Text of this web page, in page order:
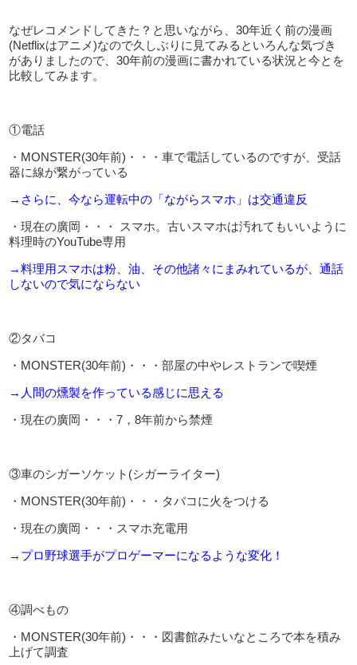
なぜレコメンドしてきた？と思いながら、30年近く前の漫画
(Netflixはアニメ)なので久しぶりに見てみるといろんな気づき
がありましたので、30年前の漫画に書かれている状況と今とを
比較してみます。
①電話
・MONSTER(30年前)・・・車で電話しているのですが、受話
器に線が繋がっている
→さらに、今なら運転中の「ながらスマホ」は交通違反
・現在の廣岡・・・ スマホ。古いスマホは汚れてもいいように
料理時のYouTube専用
→料理用スマホは粉、油、その他諸々にまみれているが、通話
しないので気にならない
②タバコ
・MONSTER(30年前)・・・部屋の中やレストランで喫煙
→人間の燻製を作っている感じに思える
・現在の廣岡・・・7，8年前から禁煙
③車のシガーソケット(シガーライター)
・MONSTER(30年前)・・・タバコに火をつける
・現在の廣岡・・・スマホ充電用
→プロ野球選手がプロゲーマーになるような変化！
④調べもの
・MONSTER(30年前)・・・図書館みたいなところで本を積み
上げて調査